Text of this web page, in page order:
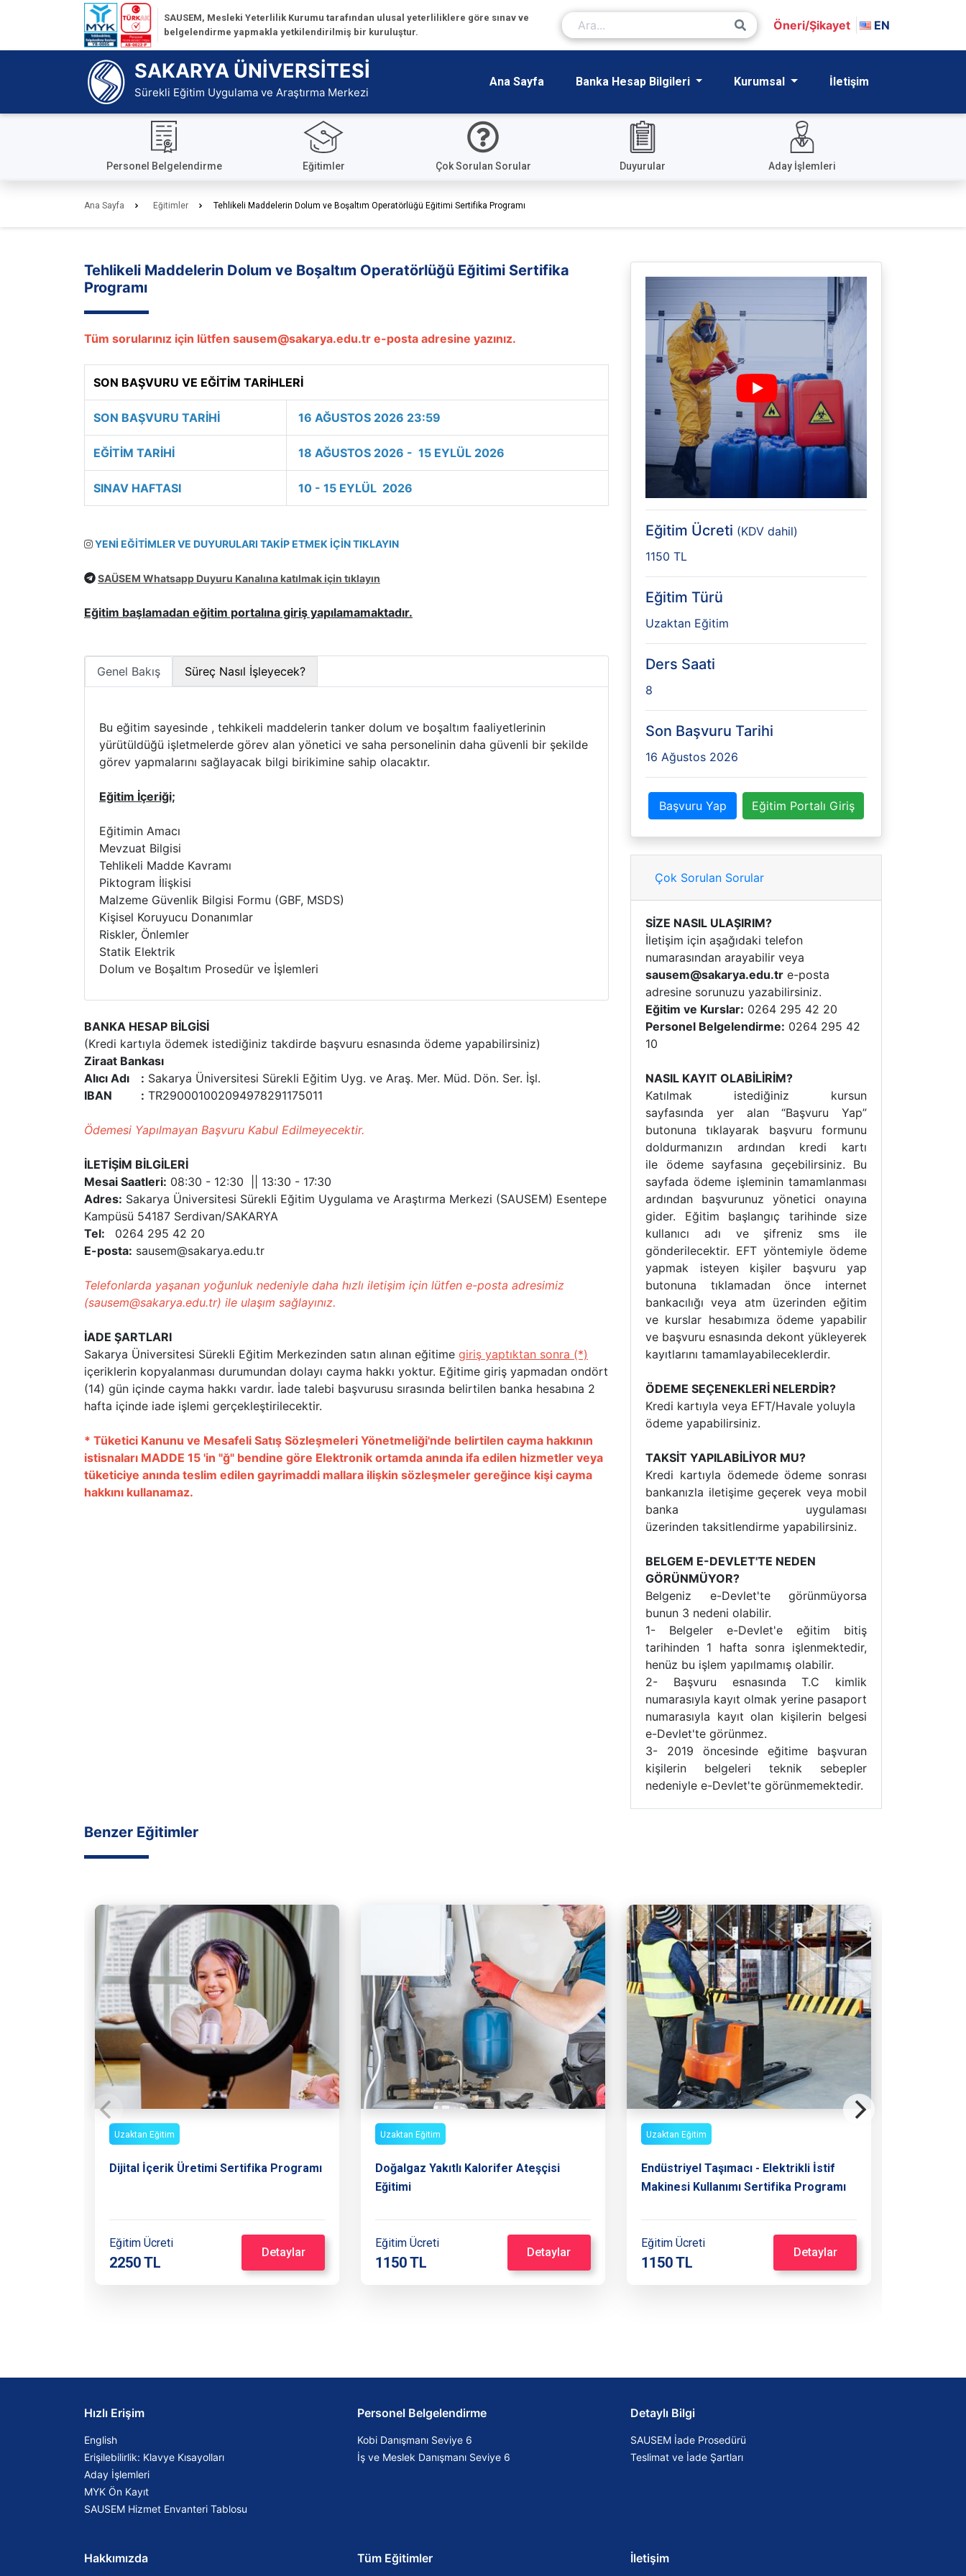
SAUSEM, Mesleki Yeterlilik Kurumu tarafından ulusal yeterliliklere göre sınav ve
belgelendirme yapmakla yetkilendirilmiş bir kuruluştur.
Öneri/Şikayet EN
SAKARYA ÜNİVERSİTESİ
Sürekli Eğitim Uygulama ve Araştırma Merkezi
Ana Sayfa Banka Hesap Bilgileri Kurumsal İletişim
Personel Belgelendirme Eğitimler Çok Sorulan Sorular Duyurular Aday İşlemleri
Ana Sayfa Eğitimler Tehlikeli Maddelerin Dolum ve Boşaltım Operatörlüğü Eğitimi Sertifika Programı
Tehlikeli Maddelerin Dolum ve Boşaltım Operatörlüğü Eğitimi Sertifika
Programı
Tüm sorularınız için lütfen sausem@sakarya.edu.tr e-posta adresine yazınız.
SON BAŞVURU VE EĞİTİM TARİHLERİ
SON BAŞVURU TARİHİ 16 AĞUSTOS 2026 23:59
EĞİTİM TARİHİ 18 AĞUSTOS 2026 - 15 EYLÜL 2026
SINAV HAFTASI 10 - 15 EYLÜL 2026
YENİ EĞİTİMLER VE DUYURULARI TAKİP ETMEK İÇİN TIKLAYIN
SAÜSEM Whatsapp Duyuru Kanalına katılmak için tıklayın
Eğitim başlamadan eğitim portalına giriş yapılamamaktadır.
Genel Bakış Süreç Nasıl İşleyecek?
Bu eğitim sayesinde , tehkikeli maddelerin tanker dolum ve boşaltım faaliyetlerinin
yürütüldüğü işletmelerde görev alan yönetici ve saha personelinin daha güvenli bir şekilde
görev yapmalarını sağlayacak bilgi birikimine sahip olacaktır.
Eğitim İçeriği;
Eğitimin Amacı
Mevzuat Bilgisi
Tehlikeli Madde Kavramı
Piktogram İlişkisi
Malzeme Güvenlik Bilgisi Formu (GBF, MSDS)
Kişisel Koruyucu Donanımlar
Riskler, Önlemler
Statik Elektrik
Dolum ve Boşaltım Prosedür ve İşlemleri
BANKA HESAP BİLGİSİ
(Kredi kartıyla ödemek istediğiniz takdirde başvuru esnasında ödeme yapabilirsiniz)
Ziraat Bankası
Alıcı Adı : Sakarya Üniversitesi Sürekli Eğitim Uyg. ve Araş. Mer. Müd. Dön. Ser. İşl.
IBAN : TR290001002094978291175011
Ödemesi Yapılmayan Başvuru Kabul Edilmeyecektir.
İLETİŞİM BİLGİLERİ
Mesai Saatleri: 08:30 - 12:30 || 13:30 - 17:30
Adres: Sakarya Üniversitesi Sürekli Eğitim Uygulama ve Araştırma Merkezi (SAUSEM) Esentepe
Kampüsü 54187 Serdivan/SAKARYA
Tel:
0264 295 42 20
E-posta: sausem@sakarya.edu.tr
Telefonlarda yaşanan yoğunluk nedeniyle daha hızlı iletişim için lütfen e-posta adresimiz
(sausem@sakarya.edu.tr) ile ulaşım sağlayınız.
İADE ŞARTLARI
Sakarya Üniversitesi Sürekli Eğitim Merkezinden satın alınan eğitime giriş yaptıktan sonra (*)
içeriklerin kopyalanması durumundan dolayı cayma hakkı yoktur. Eğitime giriş yapmadan ondört
(14) gün içinde cayma hakkı vardır. İade talebi başvurusu sırasında belirtilen banka hesabına 2
hafta içinde iade işlemi gerçekleştirilecektir.
* Tüketici Kanunu ve Mesafeli Satış Sözleşmeleri Yönetmeliği'nde belirtilen cayma hakkının
istisnaları MADDE 15 'in "ğ" bendine göre Elektronik ortamda anında ifa edilen hizmetler veya
tüketiciye anında teslim edilen gayrimaddi mallara ilişkin sözleşmeler gereğince kişi cayma
hakkını kullanamaz.
Eğitim Ücreti (KDV dahil)
1150 TL
Eğitim Türü
Uzaktan Eğitim
Ders Saati
8
Son Başvuru Tarihi
16 Ağustos 2026
Başvuru Yap Eğitim Portalı Giriş
Çok Sorulan Sorular
SİZE NASIL ULAŞIRIM?
İletişim için aşağıdaki telefon
numarasından arayabilir veya
sausem@sakarya.edu.tr e-posta
adresine sorunuzu yazabilirsiniz.
Eğitim ve Kurslar: 0264 295 42 20
Personel Belgelendirme: 0264 295 42
10
NASIL KAYIT OLABİLİRİM?
Katılmak istediğiniz kursun
sayfasında yer alan “Başvuru Yap”
butonuna tıklayarak başvuru formunu
doldurmanızın ardından kredi kartı
ile ödeme sayfasına geçebilirsiniz. Bu
sayfada ödeme işleminin tamamlanması
ardından başvurunuz yönetici onayına
gider. Eğitim başlangıç tarihinde size
kullanıcı adı ve şifreniz sms ile
gönderilecektir. EFT yöntemiyle ödeme
yapmak isteyen kişiler başvuru yap
butonuna tıklamadan önce internet
bankacılığı veya atm üzerinden eğitim
ve kurslar hesabımıza ödeme yapabilir
ve başvuru esnasında dekont yükleyerek
kayıtlarını tamamlayabileceklerdir.
ÖDEME SEÇENEKLERİ NELERDİR?
Kredi kartıyla veya EFT/Havale yoluyla
ödeme yapabilirsiniz.
TAKSİT YAPILABİLİYOR MU?
Kredi kartıyla ödemede ödeme sonrası
bankanızla iletişime geçerek veya mobil
banka uygulaması
üzerinden taksitlendirme yapabilirsiniz.
BELGEM E-DEVLET'TE NEDEN
GÖRÜNMÜYOR?
Belgeniz e-Devlet'te görünmüyorsa
bunun 3 nedeni olabilir.
1- Belgeler e-Devlet'e eğitim bitiş
tarihinden 1 hafta sonra işlenmektedir,
henüz bu işlem yapılmamış olabilir.
2- Başvuru esnasında T.C kimlik
numarasıyla kayıt olmak yerine pasaport
numarasıyla kayıt olan kişilerin belgesi
e-Devlet'te görünmez.
3- 2019 öncesinde eğitime başvuran
kişilerin belgeleri teknik sebepler
nedeniyle e-Devlet'te görünmemektedir.
Benzer Eğitimler
Uzaktan Eğitim
Dijital İçerik Üretimi Sertifika Programı
Eğitim Ücreti
2250 TL
Detaylar
Uzaktan Eğitim
Doğalgaz Yakıtlı Kalorifer Ateşçisi
Eğitimi
Eğitim Ücreti
1150 TL
Detaylar
Uzaktan Eğitim
Endüstriyel Taşımacı - Elektrikli İstif
Makinesi Kullanımı Sertifika Programı
Eğitim Ücreti
1150 TL
Detaylar
Hızlı Erişim
English
Erişilebilirlik: Klavye Kısayolları
Aday İşlemleri
MYK Ön Kayıt
SAUSEM Hizmet Envanteri Tablosu
Personel Belgelendirme
Kobi Danışmanı Seviye 6
İş ve Meslek Danışmanı Seviye 6
Detaylı Bilgi
SAUSEM İade Prosedürü
Teslimat ve İade Şartları
Hakkımızda Tüm Eğitimler İletişim